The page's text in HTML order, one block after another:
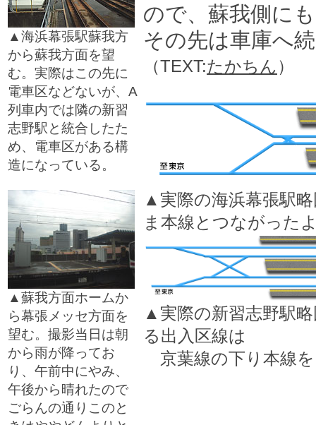
▲海浜幕張駅蘇我方
から蘇我方面を望
む。実際はこの先に
電車区などないが、A
列車内では隣の新習
志野駅と統合したた
め、電車区がある構
造になっている。
▲蘇我方面ホームか
ら幕張メッセ方面を
望む。撮影当日は朝
から雨が降ってお
り、午前中にやみ、
午後から晴れたので
ごらんの通りこのと
ので、蘇我側に
その先は車庫へ
（TEXT:たかちん ）
▲実際の海浜幕張駅
ま本線とつながった
▲実際の新習志野駅
る出入区線は
京葉線の下り本線